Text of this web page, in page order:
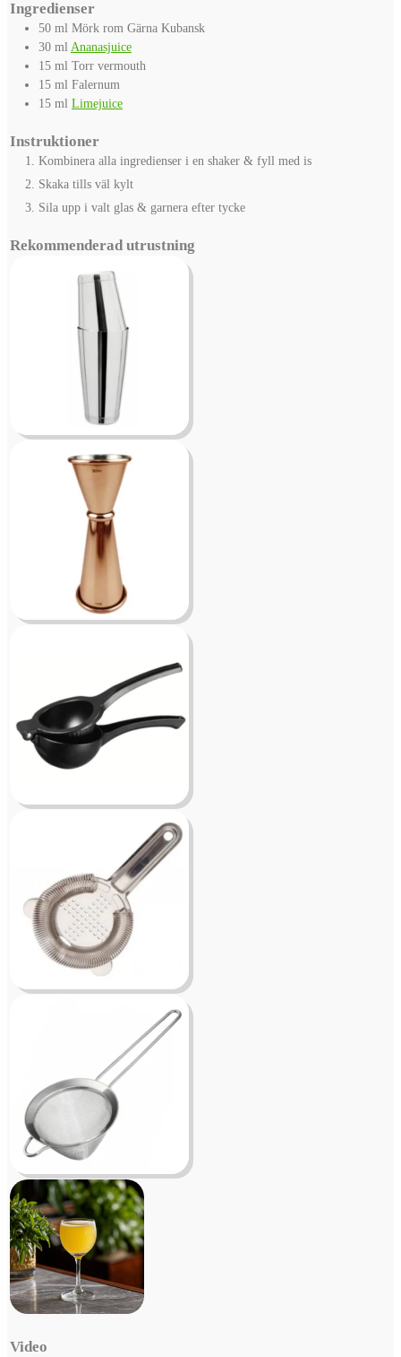
Ingredienser
50 ml Mörk rom Gärna Kubansk
30 mlAnanasjuice
15 ml Torr vermouth
15 ml Falernum
15 ml Limejuice
Instruktioner
Kombinera alla ingredienser i en shaker & fyll med is
Skaka tills väl kylt
Sila upp i valt glas & garnera efter tycke
Rekommenderad utrustning
Video